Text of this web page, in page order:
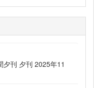
夕刊 夕刊 2025年11